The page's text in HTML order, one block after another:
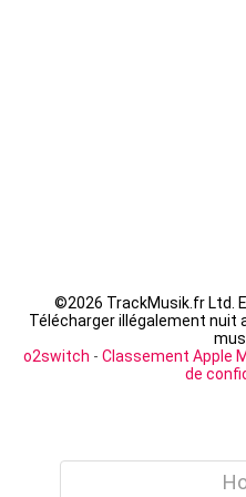
©2026 TrackMusik.fr Ltd.
Télécharger illégalement nuit
o2switch - Classement Apple
de